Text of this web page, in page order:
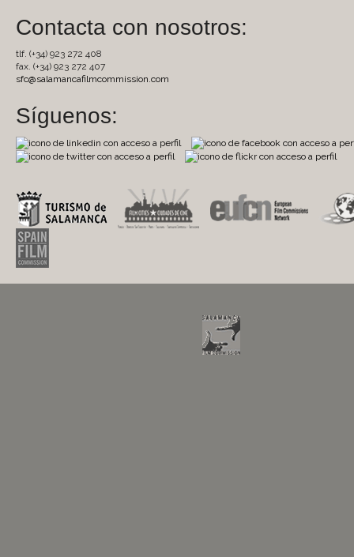
Contacta con nosotros:
tlf. (+34) 923 272 408
fax. (+34) 923 272 407
sfc@salamancafilmcommission.com
Síguenos: